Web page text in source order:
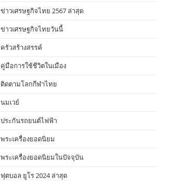
ข่าวเศรษฐกิจไทย 2567 ล่าสุด
ข่าวเศรษฐกิจไทยวันนี้
ครัวสร้างสรรค์
คู่มือการใช้ชีวิตในเมือง
ติดตามโลกกีฬาไทย
นมเวย์
ประกันรถยนต์ไฟฟ้า
พระเครื่องยอดนิยม
พระเครื่องยอดนิยมในปัจจุบัน
ฟุตบอล ยูโร 2024 ล่าสุด